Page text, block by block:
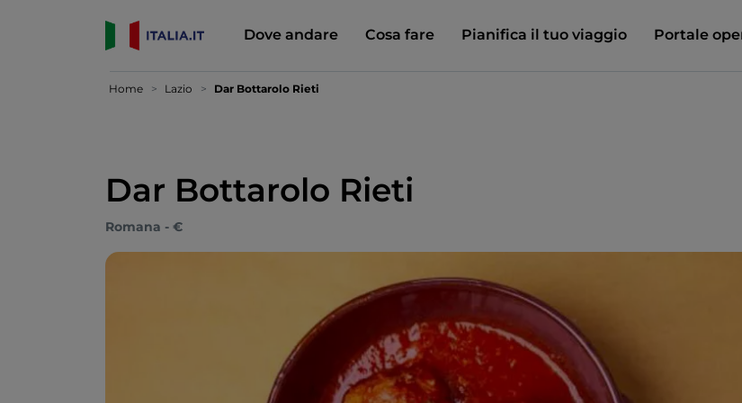
Dove andare Cosa fare Pianifica il tuo viaggio Portale
Home Lazio Dar Bottarolo Rieti
Dar Bottarolo Rieti
Romana - €